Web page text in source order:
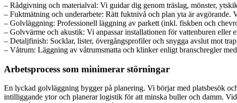
– Rådgivning och materialval: Vi guidar dig genom träslag, mönster,
– Fuktmätning och underarbete: Rätt fuktnivå och plan yta är
– Golvläggning: Professionell läggning av parkett (inkl. fiskben och
– Golvvärme och akustik: Vi anpassar installationen för vattenburen eller
– Detaljfinish: Socklar, lister, övergångsprofiler och snygga avslut mot
– Våtrum: Läggning av våtrumsmatta och klinker enligt branschregler
Arbetsprocess som minimerar störningar
En lyckad golvläggning bygger på planering. Vi börjar med platsbesök
intilliggande ytor och planerar logistik för att minska buller och damm.